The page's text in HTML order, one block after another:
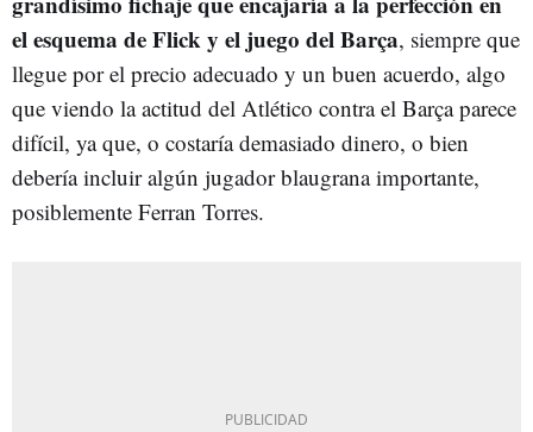
el esquema de Flick y el juego del Barça, siempre que
llegue por el precio adecuado y un buen acuerdo, algo
que viendo la actitud del Atlético contra el Barça parece
difícil, ya que, o costaría demasiado dinero, o bien
debería incluir algún jugador blaugrana importante,
posiblemente Ferran Torres.